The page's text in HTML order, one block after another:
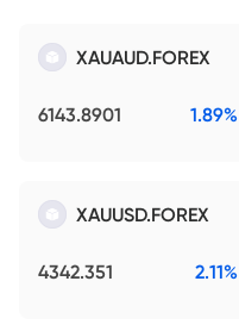
XAUAUD.FOREX
6143.8901 1.89%
XAUUSD.FOREX
4342.351 2.11%